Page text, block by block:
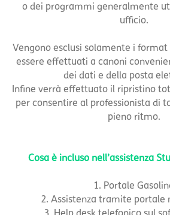
o dei programmi generalmente
ufficio.
Vengono esclusi solamente i
essere effettuati a canoni
dei dati e della posta
Infine verrà effettuato il ripristino
per consentire al professionista di
pieno ritmo.
Cosa è incluso nell’assistenza
1. Portale
2. Assistenza tramite portale